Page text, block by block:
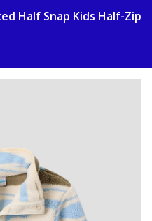
Half Snap Kids Half-Zip